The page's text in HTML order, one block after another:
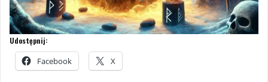
Udostępnij:
Facebook X